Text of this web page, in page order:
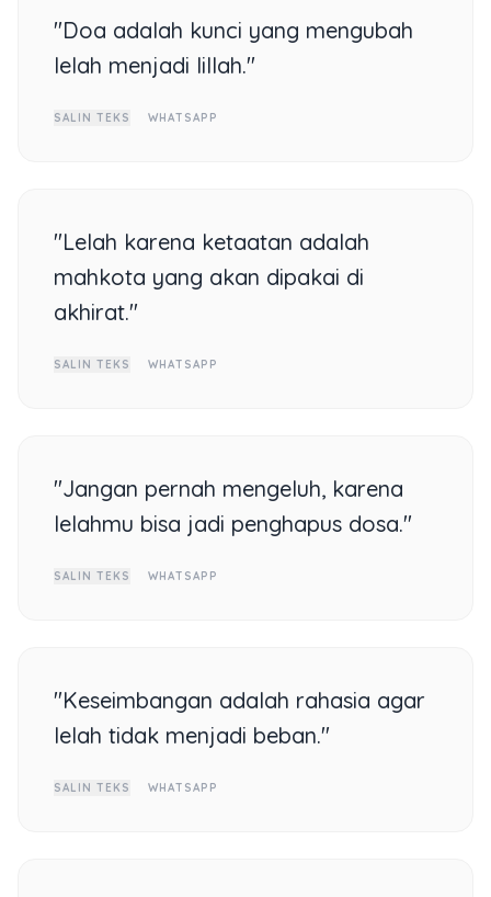
"Doa adalah kunci yang mengubah
lelah menjadi lillah."
SALIN TEKS WHATSAPP
"Lelah karena ketaatan adalah
mahkota yang akan dipakai di
akhirat."
SALIN TEKS WHATSAPP
"Jangan pernah mengeluh, karena
lelahmu bisa jadi penghapus dosa."
SALIN TEKS WHATSAPP
"Keseimbangan adalah rahasia agar
lelah tidak menjadi beban."
SALIN TEKS WHATSAPP